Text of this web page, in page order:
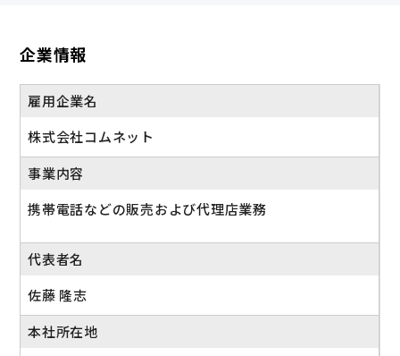
企業情報
雇用企業名
株式会社コムネット
事業内容
携帯電話などの販売および代理店業務
代表者名
佐藤 隆志
本社所在地